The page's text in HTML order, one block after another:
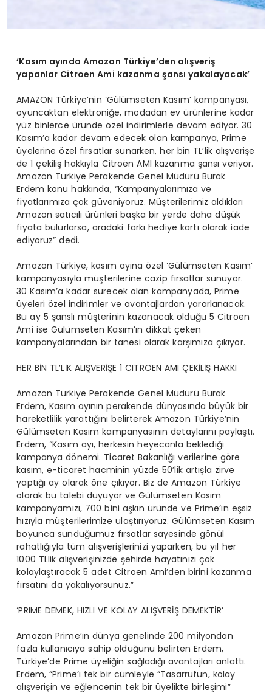
‘Kasım ayında Amazon Türkiye’den alışveriş
yapanlar Citroen Ami kazanma şansı yakalayacak’
AMAZON Türkiye’nin ‘Gülümseten Kasım’ kampanyası,
oyuncaktan elektroniğe, modadan ev ürünlerine kadar
yüz binlerce üründe özel indirimlerle devam ediyor. 30
Kasım’a kadar devam edecek olan kampanya, Prime
üyelerine özel fırsatlar sunarken, her bin TL’lik alışverişe
de 1 çekiliş hakkıyla Citroën AMI kazanma şansı veriyor.
Amazon Türkiye Perakende Genel Müdürü Burak
Erdem konu hakkında, “Kampanyalarımıza ve
fiyatlarımıza çok güveniyoruz. Müşterilerimiz aldıkları
Amazon satıcılı ürünleri başka bir yerde daha düşük
fiyata bulurlarsa, aradaki farkı hediye kartı olarak iade
ediyoruz” dedi.
Amazon Türkiye, kasım ayına özel ‘Gülümseten Kasım’
kampanyasıyla müşterilerine cazip fırsatlar sunuyor.
30 Kasım’a kadar sürecek olan kampanyada, Prime
üyeleri özel indirimler ve avantajlardan yararlanacak.
Bu ay 5 şanslı müşterinin kazanacak olduğu 5 Citroen
Ami ise Gülümseten Kasım’ın dikkat çeken
kampanyalarından bir tanesi olarak karşımıza çıkıyor.
HER BİN TL’LİK ALIŞVERİŞE 1 CITROEN AMI ÇEKİLİŞ HAKKI
Amazon Türkiye Perakende Genel Müdürü Burak
Erdem, Kasım ayının perakende dünyasında büyük bir
hareketlilik yarattığını belirterek Amazon Türkiye’nin
Gülümseten Kasım kampanyasının detaylarını paylaştı.
Erdem, “Kasım ayı, herkesin heyecanla beklediği
kampanya dönemi. Ticaret Bakanlığı verilerine göre
kasım, e-ticaret hacminin yüzde 50’lik artışla zirve
yaptığı ay olarak öne çıkıyor. Biz de Amazon Türkiye
olarak bu talebi duyuyor ve Gülümseten Kasım
kampanyamızı, 700 bini aşkın üründe ve Prime’ın eşsiz
hızıyla müşterilerimize ulaştırıyoruz. Gülümseten Kasım
boyunca sunduğumuz fırsatlar sayesinde gönül
rahatlığıyla tüm alışverişlerinizi yaparken, bu yıl her
1000 TLlik alışverişinizde şehirde hayatınızı çok
kolaylaştıracak 5 adet Citroen Ami’den birini kazanma
fırsatını da yakalıyorsunuz.”
‘PRIME DEMEK, HIZLI VE KOLAY ALIŞVERİŞ DEMEKTİR’
Amazon Prime’ın dünya genelinde 200 milyondan
fazla kullanıcıya sahip olduğunu belirten Erdem,
Türkiye’de Prime üyeliğin sağladığı avantajları anlattı.
Erdem, “Prime’ı tek bir cümleyle “Tasarrufun, kolay
alışverişin ve eğlencenin tek bir üyelikte birleşimi”